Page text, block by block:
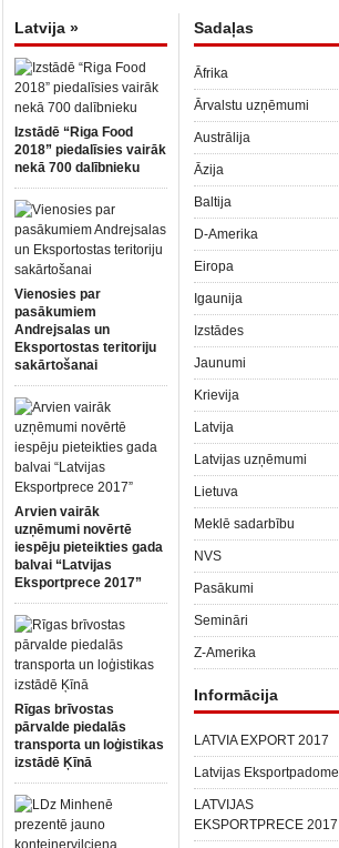
Latvija »
Izstādē “Riga Food
2018” piedalīsies vairāk
nekā 700 dalībnieku
Vienosies par
pasākumiem
Andrejsalas un
Eksportostas teritoriju
sakārtošanai
Arvien vairāk
uzņēmumi novērtē
iespēju pieteikties gada
balvai “Latvijas
Eksportprece 2017”
Rīgas brīvostas
pārvalde piedalās
transporta un loģistikas
izstādē Ķīnā
Sadaļas
Āfrika
Ārvalstu uzņēmumi
Austrālija
Āzija
Baltija
D-Amerika
Eiropa
Igaunija
Izstādes
Jaunumi
Krievija
Latvija
Latvijas uzņēmumi
Lietuva
Meklē sadarbību
NVS
Pasākumi
Semināri
Z-Amerika
Informācija
LATVIA EXPORT 2017
Latvijas Eksportpadome
LATVIJAS
EKSPORTPRECE 2017